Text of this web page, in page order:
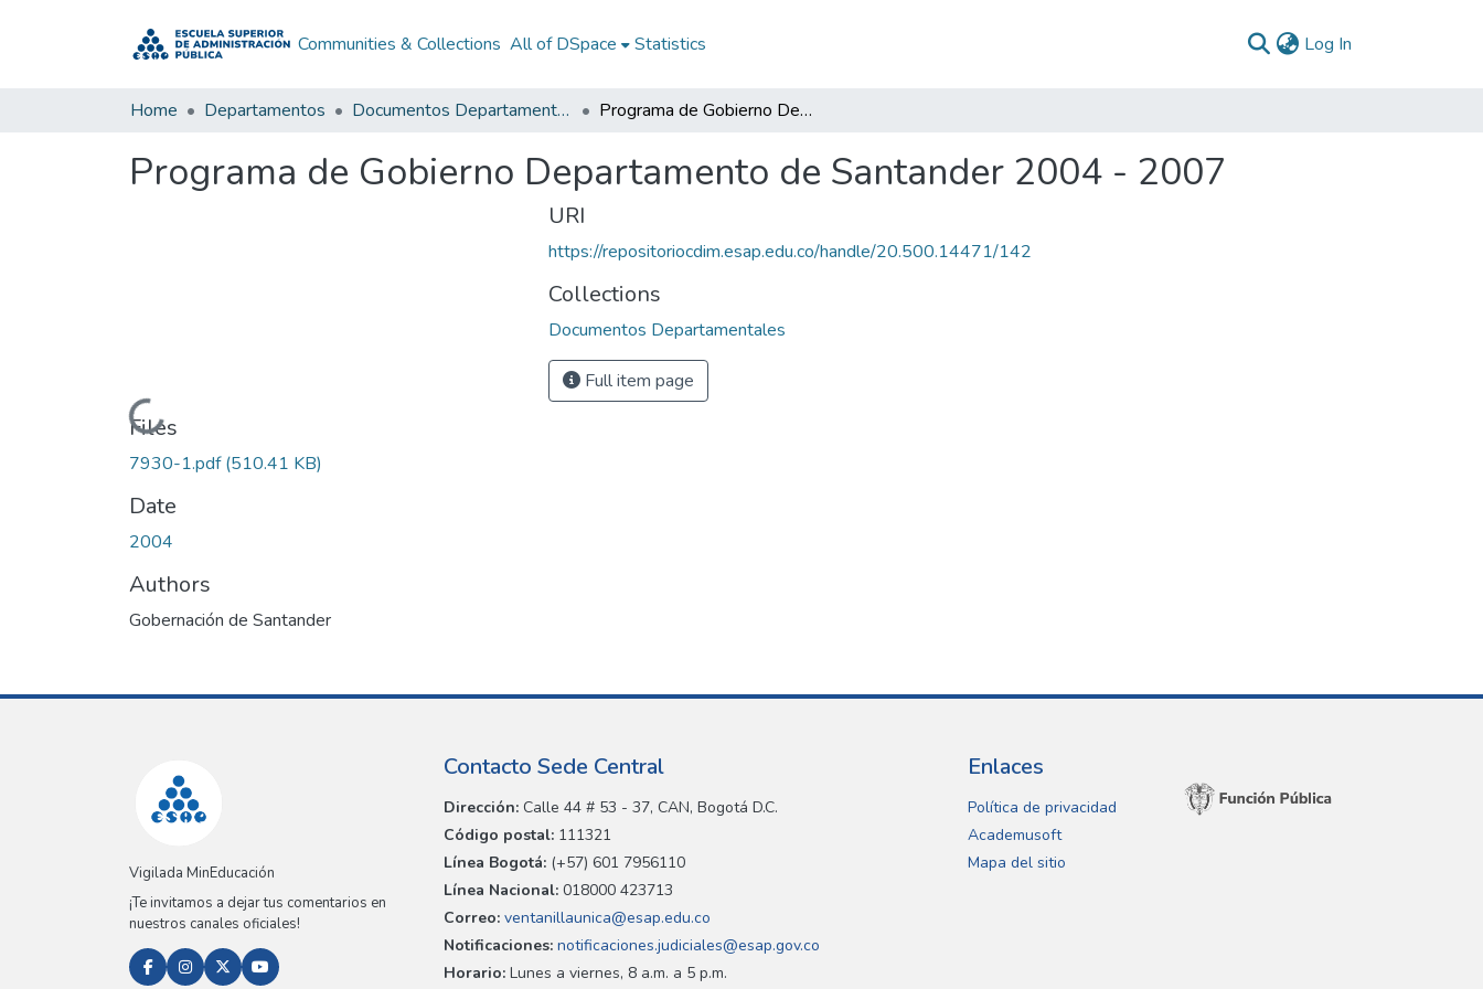
Communities & Collections All of DSpace Statistics Log In
Home Departamentos Documentos Departamentales Programa de Gobierno Departamento de Santander 2004 - 2007
Programa de Gobierno Departamento de Santander 2004 - 2007
Loading...
Files
7930-1.pdf(510.41 KB)
Date
2004
Authors
Gobernación de Santander
URI
https://repositoriocdim.esap.edu.co/handle/20.500.14471/142
Collections
Documentos Departamentales
Full item page
Vigilada MinEducación
¡Te invitamos a dejar tus comentarios en
nuestros canales oficiales!
Contacto Sede Central
Dirección: Calle 44 # 53 - 37, CAN, Bogotá D.C.
Código postal: 111321
Línea Bogotá: (+57) 601 7956110
Línea Nacional: 018000 423713
Correo: ventanillaunica@esap.edu.co
Notificaciones: notificaciones.judiciales@esap.gov.co
Horario: Lunes a viernes, 8 a.m. a 5 p.m.
Enlaces
Política de privacidad
Academusoft
Mapa del sitio